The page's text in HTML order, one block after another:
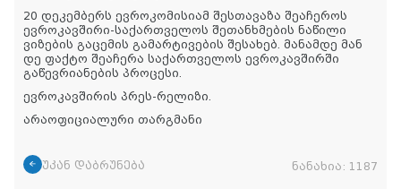
20 დეკემბერს ევროკომისიამ შესთავაზა შეაჩეროს
ევროკავშირი-საქართველოს შეთანხმების ნაწილი
ვიზების გაცემის გამარტივების შესახებ. მანამდე მან
დე ფაქტო შეაჩერა საქართველოს ევროკავშირში
გაწევრიანების პროცესი.
ევროკავშირის პრეს-რელიზი.
არაოფიციალური თარგმანი
უკან დაბრუნება ნანახია: 1187